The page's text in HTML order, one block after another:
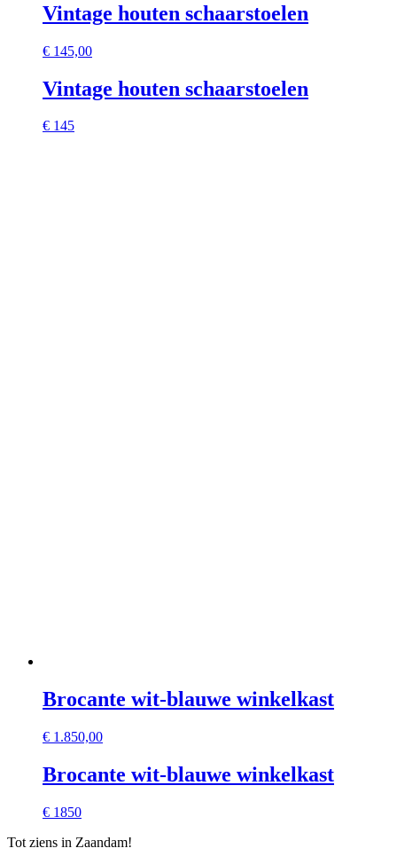
Vintage houten schaarstoelen
€ 145,00
Vintage houten schaarstoelen
€ 145
Brocante wit-blauwe winkelkast
€ 1.850,00
Brocante wit-blauwe winkelkast
€ 1850
Tot ziens in Zaandam!